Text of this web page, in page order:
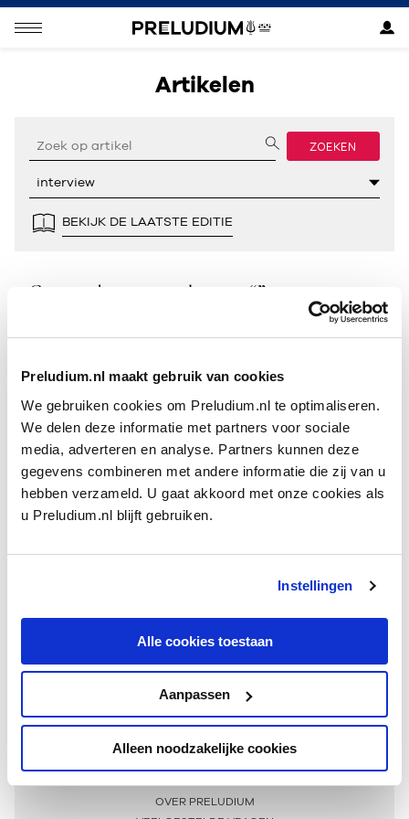
Preludium.nl maakt gebruik van cookies
We gebruiken cookies om Preludium.nl te optimaliseren.
We delen deze informatie met partners voor sociale
media, adverteren en analyse. Partners kunnen deze
gegevens combineren met andere informatie die zij van u
hebben verzameld. U gaat akkoord met onze cookies als
u Preludium.nl blijft gebruiken.
Instellingen
Alle cookies toestaan
Aanpassen
Alleen noodzakelijke cookies
Artikelen
ZOEKEN
BEKIJK DE LAATSTE EDITIE
Geen resultaten gevonden voor “”.
Meer informatie
OVER PRELUDIUM